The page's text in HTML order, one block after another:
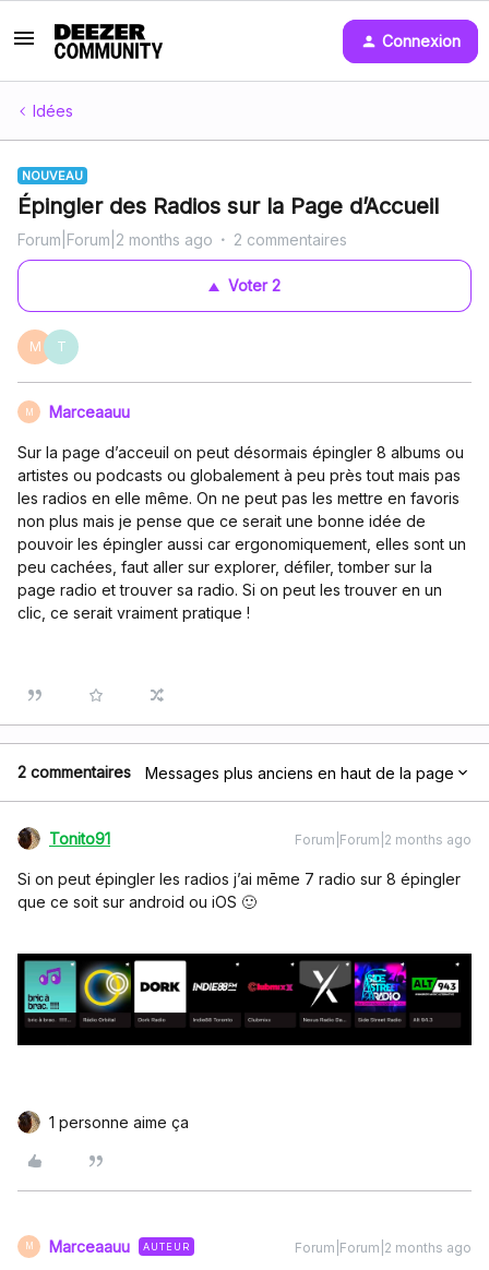
Connexion
Idées
NOUVEAU
Épingler des Radios sur la Page d’Accueil
Forum|Forum|2 months ago 2 commentaires
Voter2
M T
M Marceaauu
Sur la page d’acceuil on peut désormais épingler 8 albums ou
artistes ou podcasts ou globalement à peu près tout mais pas
les radios en elle même. On ne peut pas les mettre en favoris
non plus mais je pense que ce serait une bonne idée de
pouvoir les épingler aussi car ergonomiquement, elles sont un
peu cachées, faut aller sur explorer, défiler, tomber sur la
page radio et trouver sa radio. Si on peut les trouver en un
clic, ce serait vraiment pratique !
2 commentaires Messages plus anciens en haut de la page
Tonito91 Forum|Forum|2 months ago
Si on peut épingler les radios j’ai mēme 7 radio sur 8 épingler
que ce soit sur android ou iOS 🙂
1 personne aime ça
M Marceaauu AUTEUR Forum|Forum|2 months ago